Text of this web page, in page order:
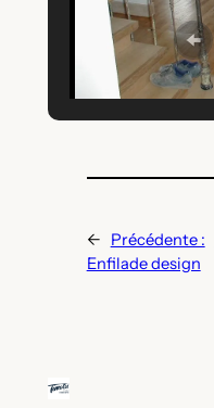
←
Précédente :
Enfilade design